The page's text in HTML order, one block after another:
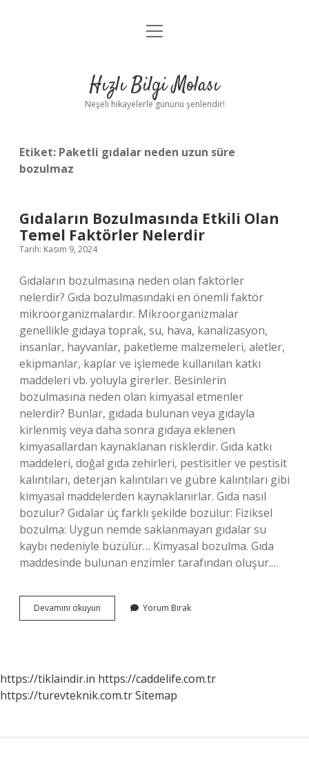
Anasayfa
Yasal Uyarı
menüyü
Hızlı Bilgi Molası
Neşeli hikayelerle gününü şenlendir!
Etiket: Paketli gıdalar neden uzun süre
bozulmaz
Gıdaların Bozulmasında Etkili Olan
Temel Faktörler Nelerdir
Tarih: Kasım 9, 2024
Gıdaların bozulmasına neden olan faktörler
nelerdir? Gıda bozulmasındaki en önemli faktör
mikroorganizmalardır. Mikroorganizmalar
genellikle gıdaya toprak, su, hava, kanalizasyon,
insanlar, hayvanlar, paketleme malzemeleri, aletler,
ekipmanlar, kaplar ve işlemede kullanılan katkı
maddeleri vb. yoluyla girerler. Besinlerin
bozulmasına neden olan kimyasal etmenler
nelerdir? Bunlar, gıdada bulunan veya gıdayla
kirlenmiş veya daha sonra gıdaya eklenen
kimyasallardan kaynaklanan risklerdir. Gıda katkı
maddeleri, doğal gıda zehirleri, pestisitler ve pestisit
kalıntıları, deterjan kalıntıları ve gübre kalıntıları gibi
kimyasal maddelerden kaynaklanırlar. Gıda nasıl
bozulur? Gıdalar üç farklı şekilde bozulur: Fiziksel
bozulma: Uygun nemde saklanmayan gıdalar su
kaybı nedeniyle büzülür… Kimyasal bozulma. Gıda
maddesinde bulunan enzimler tarafından oluşur.…
Devamını okuyun Gıdaların
Bozulmasında
Nelerdir
Yorum Bırak
https://tiklaindir.in https://caddelife.com.tr
https://turevteknik.com.trSitemap